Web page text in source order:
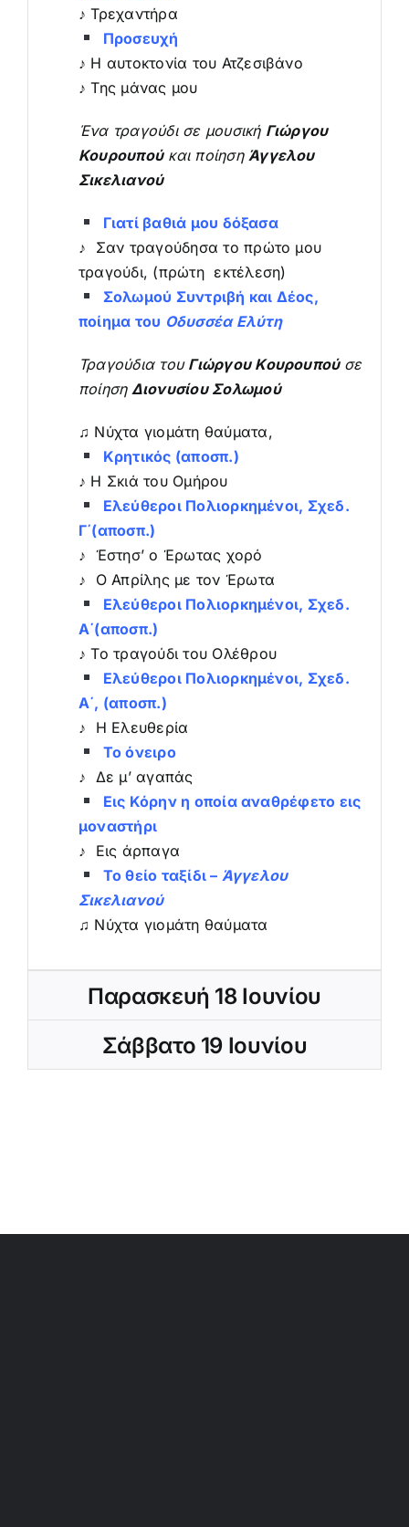
♪ Τρεχαντήρα
Προσευχή
♪ Η αυτοκτονία του Ατζεσιβάνο
♪ Της μάνας μου
Ένα τραγούδι σε μουσική Γιώργου
Κουρουπούκαι ποίηση Άγγελου
Σικελιανού
Γιατί βαθιά μου δόξασα
♪ Σαν τραγούδησα το πρώτο μου
τραγούδι, (πρώτη εκτέλεση)
Σολωμού Συντριβή και Δέος,
ποίημα του Οδυσσέα Ελύτη
Τραγούδια του Γιώργου Κουρουπού σε
ποίησηΔιονυσίου Σολωμού
♫ Νύχτα γιομάτη θαύματα,
Κρητικός (αποσπ.)
♪ Η Σκιά του Ομήρου
Ελεύθεροι Πολιορκημένοι, Σχεδ.
Γ΄(αποσπ.)
♪ Έστησ’ ο Έρωτας χορό
♪ Ο Απρίλης με τον Έρωτα
Ελεύθεροι Πολιορκημένοι, Σχεδ.
Α΄(αποσπ.)
♪ Το τραγούδι του Ολέθρου
Ελεύθεροι Πολιορκημένοι, Σχεδ.
Α΄, (αποσπ.)
♪ Η Ελευθερία
Το όνειρο
♪ Δε μ’ αγαπάς
Εις Κόρην η οποία αναθρέφετο εις
μοναστήρι
♪ Εις άρπαγα
Το θείο ταξίδι – Άγγελου
Σικελιανού
♫ Νύχτα γιομάτη θαύματα
Παρασκευή 18 Ιουνίου
Σάββατο 19 Ιουνίου